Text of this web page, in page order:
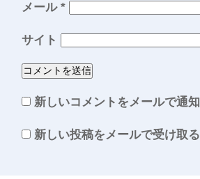
メール *
サイト
新しいコメントをメールで通知
新しい投稿をメールで受け取る